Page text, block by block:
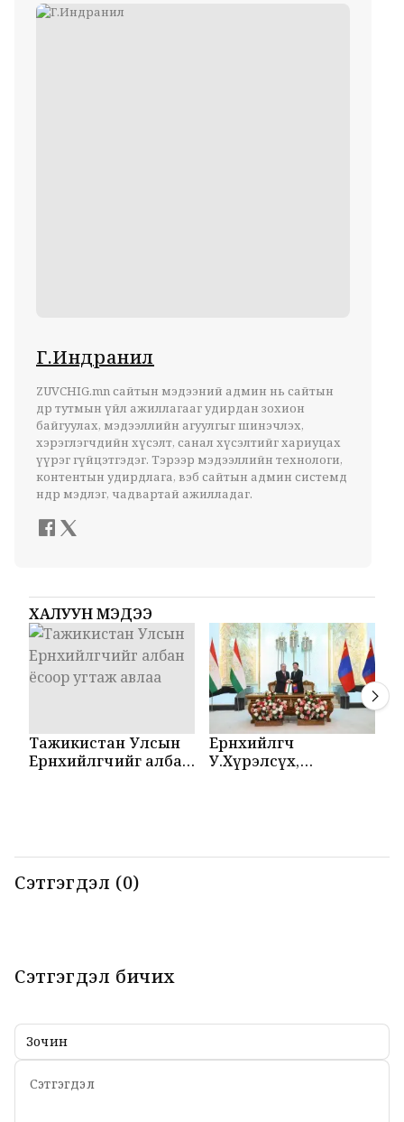
Г.Индранил
ZUVCHIG.mn сайтын мэдээний админ нь сайтын
өдөр тутмын үйл ажиллагааг удирдан зохион
байгуулах, мэдээллийн агуулгыг шинэчлэх,
хэрэглэгчдийн хүсэлт, санал хүсэлтийг хариуцах
үүрэг гүйцэтгэдэг. Тэрээр мэдээллийн технологи,
контентын удирдлага, вэб сайтын админ системд
өндөр мэдлэг, чадвартай ажилладаг.
ХАЛУУН МЭДЭЭ
Тажикистан Улсын
Ерөнхийлөгчийг албан
Ерөнхийлөгч
У.Хүрэлсүх,
Сэтгэгдэл (0)
Сэтгэгдэл бичих